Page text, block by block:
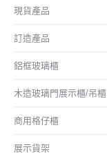
現貨產品
訂造產品
鋁框玻璃櫃
木造玻璃門展示櫃/吊櫃
商用格仔櫃
展示貨架